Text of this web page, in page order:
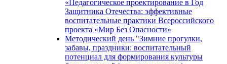
«Педагогическое проектирование в Год
Защитника Отечества: эффективные
воспитательные практики Всероссийского
проекта «Мир Без Опасности»
Методический день "Зимние прогулки,
забавы, праздники: воспитательный
потенциал для формирования культуры